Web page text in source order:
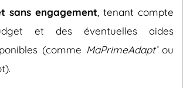
sans engagement , tenant compte
et des éventuelles aides
(comme MaPrimeAdapt’ou